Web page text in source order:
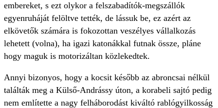
embereket, s ezt olykor a felszabadítók-megszállók
egyenruháját felöltve tették, de lássuk be, ez azért az
elkövetők számára is fokozottan veszélyes vállalkozás
lehetett (volna), ha igazi katonákkal futnak össze, pláne
hogy maguk is motorizáltan közlekedtek.
Annyi bizonyos, hogy a kocsit később az abroncsai nélkül
találták meg a Külső-Andrássy úton, a korabeli sajtó pedig
nem említette a nagy felháborodást kiváltó rablógyilkosság